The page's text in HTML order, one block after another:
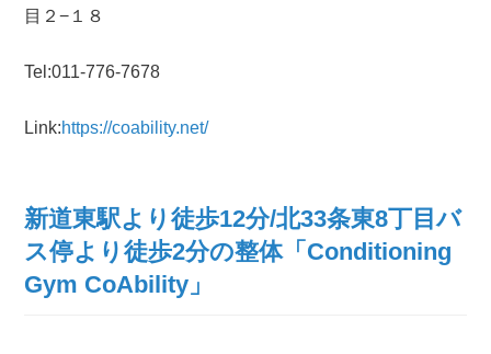
目２−１８
Tel:011-776-7678
Link:https://coability.net/
新道東駅より徒歩12分/北33条東8丁目バ
ス停より徒歩2分の整体「Conditioning
Gym CoAbility」